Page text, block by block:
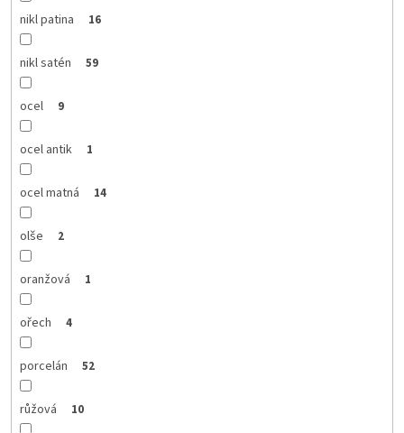
nikl patina 16
nikl satén 59
ocel 9
ocel antik 1
ocel matná 14
olše 2
oranžová 1
ořech 4
porcelán 52
růžová 10